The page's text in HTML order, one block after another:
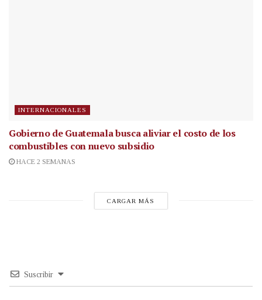
INTERNACIONALES
Gobierno de Guatemala busca aliviar el costo de los
combustibles con nuevo subsidio
HACE 2 SEMANAS
CARGAR MÁS
Suscribir